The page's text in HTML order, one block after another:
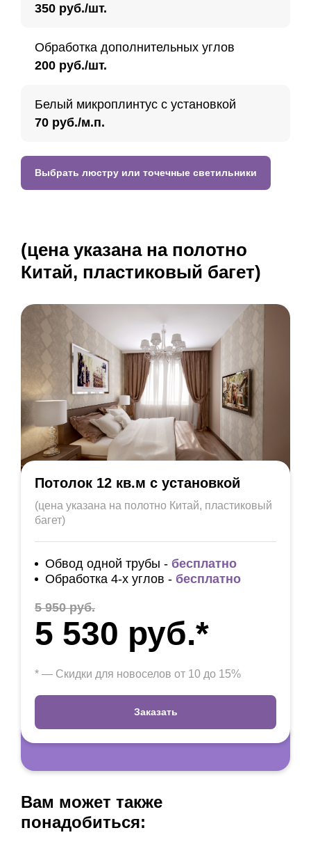
350 руб./шт.
Обработка дополнительных углов
200 руб./шт.
Белый микроплинтус с установкой
70 руб./м.п.
Выбрать люстру или точечные светильники
(цена указана на полотно
Китай, пластиковый багет)
Потолок 12 кв.м с установкой
(цена указана на полотно Китай, пластиковый
багет)
Обвод одной трубы - бесплатно
Обработка 4-х углов - бесплатно
5 950 руб.
5 530 руб.*
* — Скидки для новоселов от 10 до 15%
Заказать
Вам может также
понадобиться: